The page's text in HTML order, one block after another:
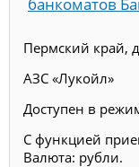
Пермский край,
АЗС «Лукойл»
Доступен в
С функцией
Валюта: рубли.